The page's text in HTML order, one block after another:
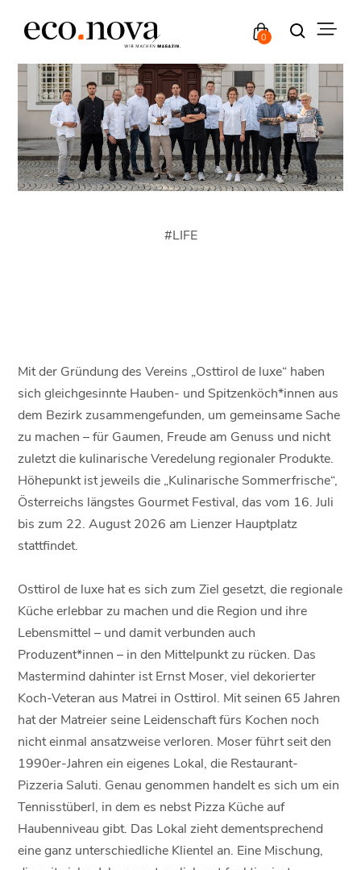
0
#LIFE
Mit der Gründung des Vereins „Osttirol de luxe“ haben
sich gleichgesinnte Hauben- und Spitzenköch*innen aus
dem Bezirk zusammengefunden, um gemeinsame Sache
zu machen – für Gaumen, Freude am Genuss und nicht
zuletzt die kulinarische Veredelung regionaler Produkte.
Höhepunkt ist jeweils die „Kulinarische Sommerfrische“,
Österreichs längstes Gourmet Festival, das vom 16. Juli
bis zum 22. August 2026 am Lienzer Hauptplatz
stattfindet.
Osttirol de luxe hat es sich zum Ziel gesetzt, die regionale
Küche erlebbar zu machen und die Region und ihre
Lebensmittel – und damit verbunden auch
Produzent*innen – in den Mittelpunkt zu rücken. Das
Mastermind dahinter ist Ernst Moser, viel dekorierter
Koch-Veteran aus Matrei in Osttirol. Mit seinen 65 Jahren
hat der Matreier seine Leidenschaft fürs Kochen noch
nicht einmal ansatzweise verloren. Moser führt seit den
1990er-Jahren ein eigenes Lokal, die Restaurant-
Pizzeria Saluti. Genau genommen handelt es sich um ein
Tennisstüberl, in dem es nebst Pizza Küche auf
Haubenniveau gibt. Das Lokal zieht dementsprechend
eine ganz unterschiedliche Klientel an. Eine Mischung,